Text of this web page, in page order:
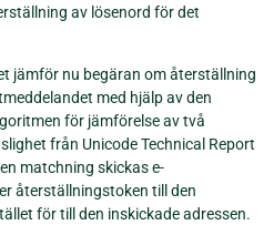
av lösenord för det
jämför nu begäran om återställning
med hjälp av den
för jämförelse av två
från Unicode Technical Report
matchning skickas e-
återställningstoken till den
för till den inskickade adressen.